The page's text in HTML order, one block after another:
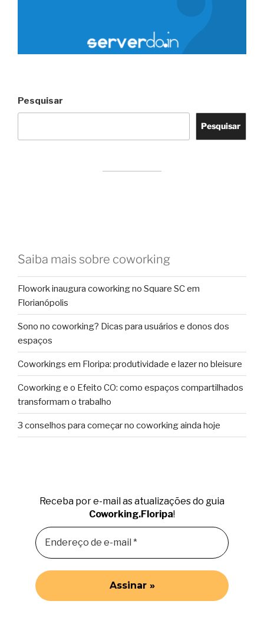
Pesquisar
Pesquisar
Saiba mais sobre coworking
Flowork inaugura coworking no Square SC em
Florianópolis
Sono no coworking? Dicas para usuários e donos dos
espaços
Coworkings em Floripa: produtividade e lazer no bleisure
Coworking e o Efeito CO: como espaços compartilhados
transformam o trabalho
3 conselhos para começar no coworking ainda hoje
Receba por e-mail as atualizações do guia
Coworking.Floripa!